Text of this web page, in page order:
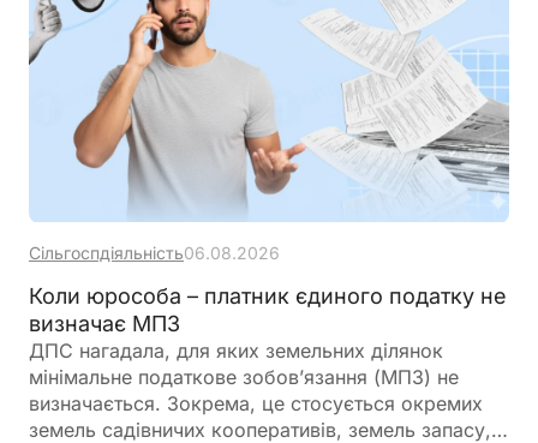
Сільгоспдіяльність06.08.2026
Коли юрособа – платник єдиного податку не
визначає МПЗ
ДПС нагадала, для яких земельних ділянок
мінімальне податкове зобов’язання (МПЗ) не
визначається. Зокрема, це стосується окремих
земель садівничих кооперативів, земель запасу,